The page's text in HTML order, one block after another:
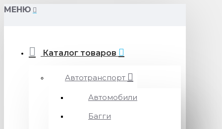
МЕНЮ
Каталог товаров
Автотранспорт
Автомобили
Багги